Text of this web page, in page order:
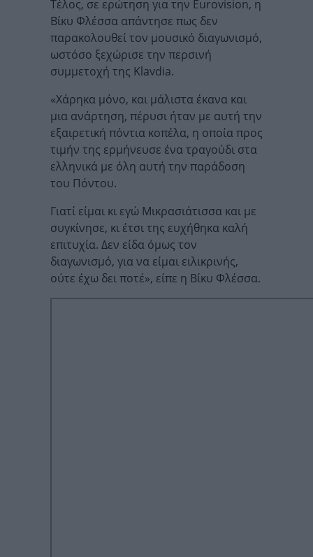
Τέλος, σε ερώτηση για την Eurovision, η
Βίκυ Φλέσσα απάντησε πως δεν
παρακολουθεί τον μουσικό διαγωνισμό,
ωστόσο ξεχώρισε την περσινή
συμμετοχή της Klavdia.
«Χάρηκα μόνο, και μάλιστα έκανα και
μια ανάρτηση, πέρυσι ήταν με αυτή την
εξαιρετική πόντια κοπέλα, η οποία προς
τιμήν της ερμήνευσε ένα τραγούδι στα
ελληνικά με όλη αυτή την παράδοση
του Πόντου.
Γιατί είμαι κι εγώ Μικρασιάτισσα και με
συγκίνησε, κι έτσι της ευχήθηκα καλή
επιτυχία. Δεν είδα όμως τον
διαγωνισμό, για να είμαι ειλικρινής,
ούτε έχω δει ποτέ», είπε η Βίκυ Φλέσσα.